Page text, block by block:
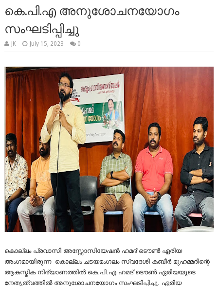
കെ.പി.എ അനുശോചനയോഗം
സംഘടിപ്പിച്ചു
JK July 15, 2023 0
കൊല്ലം പ്രവാസി അസ്സോസിയേഷൻ ഹമദ് ടൌൺ ഏരിയ
അംഗമായിരുന്ന കൊല്ലം ചടയമംഗലം സ്വദേശി കബീർ മുഹമ്മദിന്റെ
ആകസ്മിക നിര്യാണത്തിൽ കെ.പി.എ ഹമദ് ടൌൺ ഏരിയയുടെ
നേതൃത്വത്തിൽ അനുശോചനയോഗം സംഘടിപ്പിച്ചു. ഏരിയ